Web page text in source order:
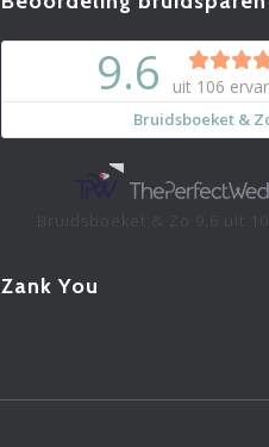
Bruidsboeket & Zo 9.6 uit 106
Zank You